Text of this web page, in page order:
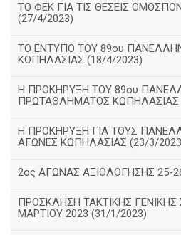
ΤΟ ΦΕΚ ΓΙΑ ΤΙΣ ΘΕΣΕΙΣ
(27/4/2023)
ΤΟ ΕΝΤΥΠΟ ΤΟΥ 89ου
ΚΩΠΗΛΑΣΙΑΣ (18/4/2023)
Η ΠΡΟΚΗΡΥΞΗ ΤΟΥ 89ου
ΠΡΩΤΑΘΛΗΜΑΤΟΣ ΚΩΠΗΛΑΣΙΑΣ
Η ΠΡΟΚΗΡΥΞΗ ΓΙΑ ΤΟΥΣ
ΑΓΩΝΕΣ ΚΩΠΗΛΑΣΙΑΣ (23/3/
2ος ΑΓΩΝΑΣ ΑΞΙΟΛΟΓΗΣΗΣ 25-
ΠΡΟΣΚΛΗΣΗ ΤΑΚΤΙΚΗΣ ΓΕΝΙΚΗΣ
ΜΑΡΤΙΟΥ 2023 (31/1/2023)